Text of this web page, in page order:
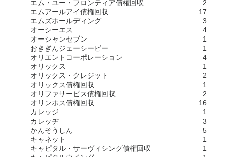
エム・ユー・フロンティア債権回収
2
エムアールアイ債権回収
17
エムズホールディング
3
オーシーエス
4
オーシャンセブン
1
おきぎんジェーシービー
1
オリエントコーポレーション
4
オリックス
1
オリックス・クレジット
2
オリックス債権回収
1
オリファサービス債権回収
2
オリンポス債権回収
16
カレッジ
1
カレッヂ
3
かんそうしん
5
キャネット
1
キャピタル・サーヴィシング債権回収
1